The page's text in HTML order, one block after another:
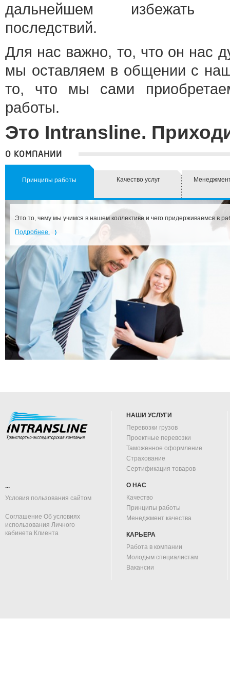
дальнейшем избежать
последствий.
Для нас важно, то, что он нас
мы оставляем в общении с
то, что мы сами
работы.
Это Intransline.
О КОМПАНИИ
Принципы работы Качество услуг
Это то, чему мы учимся в нашем коллективе и чего придерживаемся в
Подробнее.
...
Условия пользования сайтом
Соглашение Об условиях
использования Личного
кабинета Клиента
НАШИ УСЛУГИ
Перевозки грузов
Проектные перевозки
Таможенное оформление
Страхование
Сертификация товаров
О НАС
Качество
Принципы работы
Менеджмент качества
КАРЬЕРА
Работа в компании
Молодым специалистам
Вакансии